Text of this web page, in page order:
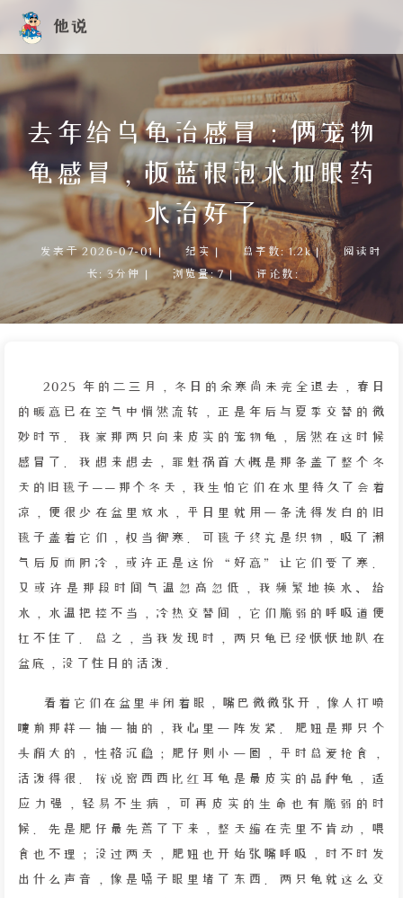
他说
去年给乌龟治感冒：俩宠物
龟感冒，板蓝根泡水加眼药
水治好了
发表于 2026-07-01 | 纪实 | 总字数: 1.2k |
阅读时
长: 3分钟 | 浏览量: 7 | 评论数:
2025 年的二三月，冬日的余寒尚未完全退去，春日
的暖意已在空气中悄然流转，正是年后与夏季交替的微
妙时节。我家那两只向来皮实的宠物龟，居然在这时候
感冒了。我想来想去，罪魁祸首大概是那条盖了整个冬
天的旧毯子——那个冬天，我生怕它们在水里待久了会着
凉，便很少在盆里放水，平日里就用一条洗得发白的旧
毯子盖着它们，权当御寒。可毯子终究是织物，吸了潮
气后反而阴冷，或许正是这份“好意”让它们受了寒。
又或许是那段时间气温忽高忽低，我频繁地换水、给
水，水温把控不当，冷热交替间，它们脆弱的呼吸道便
扛不住了。总之，当我发现时，两只龟已经恹恹地趴在
盆底，没了往日的活泼。
看着它们在盆里半闭着眼，嘴巴微微张开，像人打喷
嚏前那样一抽一抽的，我心里一阵发紧。肥妞是那只个
头稍大的，性格沉稳；肥仔则小一圈，平时总爱抢食，
活泼得很。按说密西西比红耳龟是最皮实的品种龟，适
应力强，轻易不生病，可再皮实的生命也有脆弱的时
候。先是肥仔最先蔫了下来，整天缩在壳里不肯动，喂
食也不理；没过两天，肥妞也开始张嘴呼吸，时不时发
出什么声音，像是嗓子眼里堵了东西。两只龟就这么交